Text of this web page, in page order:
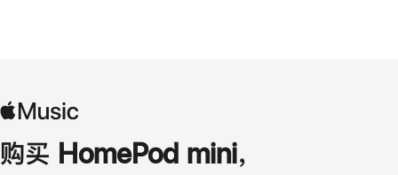
购买 HomePod mini，